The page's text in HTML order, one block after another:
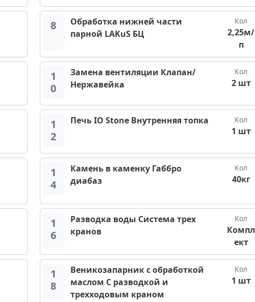
8
Обработка нижней части
парной LAKuS БЦ
Кол
2,25м/
п
1
0
Замена вентиляции Клапан/
Нержавейка
Кол
2 шт
1
2
Печь IO Stone Внутренняя топка Кол
1 шт
1
4
Камень в каменку Габбро
диабаз
Кол
40кг
1
6
Разводка воды Система трех
кранов
Кол
Компл
ект
1
8
Веникозапарник с обработкой
маслом С разводкой и
трехходовым краном
Кол
1 шт